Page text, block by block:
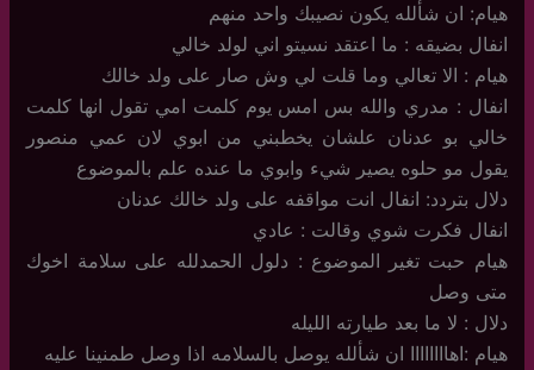
هيام: ان شألله يكون نصيبك واحد منهم
انفال بضيقه : ما اعتقد نسيتو اني لولد خالي
هيام : الا تعالي وما قلت لي وش صار على ولد خالك
انفال : مدري والله بس امس يوم كلمت امي تقول انها كلمت
خالي بو عدنان علشان يخطبني من ابوي لان عمي منصور
يقول مو حلوه يصير شيء وابوي ما عنده علم بالموضوع
دلال بتردد: انفال انت مواقفه على ولد خالك عدنان
انفال فكرت شوي وقالت : عادي
هيام حبت تغير الموضوع : دلول الحمدلله على سلامة اخوك
متى وصل
دلال : لا ما بعد طيارته الليله
هيام :اهاااااااا ان شألله يوصل بالسلامه اذا وصل طمنينا عليه